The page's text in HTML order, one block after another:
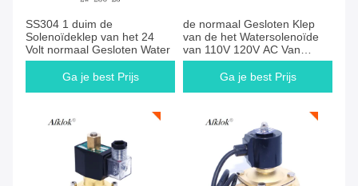
SS304 1 duim de
Solenoïdeklep van het 24
Volt normaal Gesloten Water
Ga je best Prijs
de normaal Gesloten Klep
van de het Watersolenoïde
van 110V 120V AC Van
toepassing geweest op de
Olie van het Watergas
Ga je best Prijs